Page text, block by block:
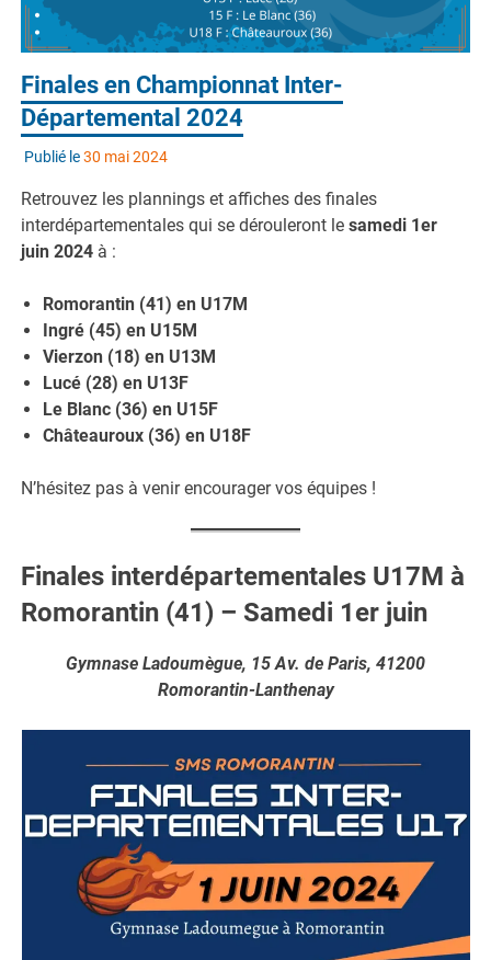
Finales en Championnat Inter-
Départemental 2024
Publié le30 mai 2024
Retrouvez les plannings et affiches des finales
interdépartementales qui se dérouleront lesamedi 1er
juin 2024 à :
Romorantin (41) en U17M
Ingré (45) en U15M
Vierzon (18) en U13M
Lucé (28) en U13F
Le Blanc (36) en U15F
Châteauroux (36) en U18F
N’hésitez pas à venir encourager vos équipes !
Finales interdépartementales U17M à
Romorantin (41) – Samedi 1er juin
Gymnase Ladoumègue, 15 Av. de Paris, 41200
Romorantin-Lanthenay